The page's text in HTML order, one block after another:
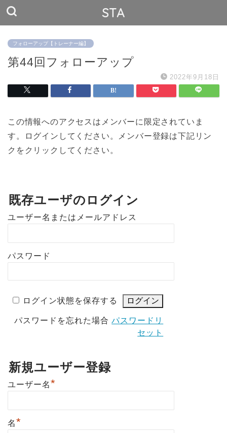
STA
フォローアップ【トレーナー編】
第44回フォローアップ
2022年9月18日
この情報へのアクセスはメンバーに限定されていま
す。ログインしてください。メンバー登録は下記リン
クをクリックしてください。
既存ユーザのログイン
ユーザー名またはメールアドレス
パスワード
ログイン状態を保存する
パスワードを忘れた場合パスワードリ
セット
新規ユーザー登録
ユーザー名*
名*